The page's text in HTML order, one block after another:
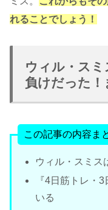
れることでしょう！
ウィル・ス
負けだった！
この記事の内容ま
ウィル・スミス
『4日筋トレ・
いる